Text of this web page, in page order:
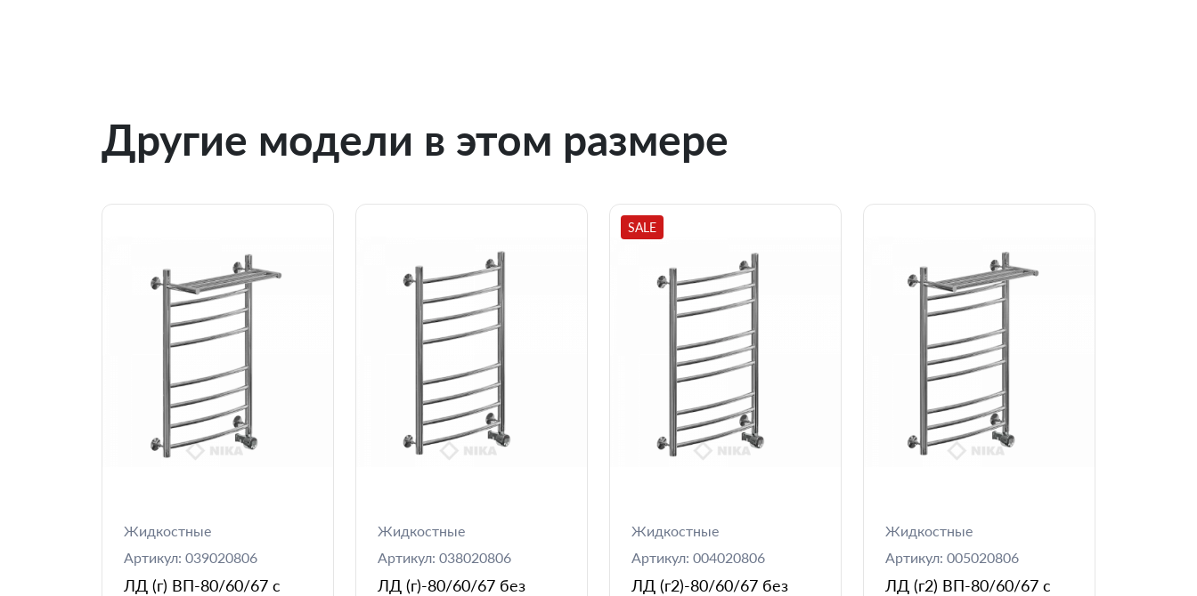
Другие модели в этом размере
Жидкостные
Артикул: 039020806
ЛД (г) ВП-80/60/67 с
Жидкостные
Артикул: 038020806
ЛД (г)-80/60/67 без
SALE
Жидкостные
Артикул: 004020806
ЛД (г2)-80/60/67 без
Жидкостные
Артикул: 005020806
ЛД (г2) ВП-80/60/67 с